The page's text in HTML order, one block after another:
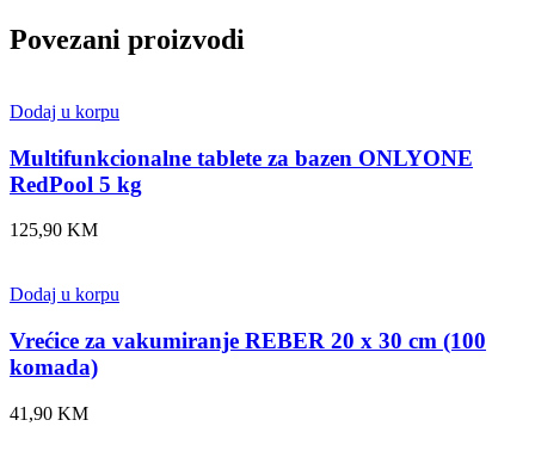
Povezani proizvodi
Dodaj u korpu
Multifunkcionalne tablete za bazen ONLYONE
RedPool 5 kg
125,90 KM
Dodaj u korpu
Vrećice za vakumiranje REBER 20 x 30 cm (100
komada)
41,90 KM